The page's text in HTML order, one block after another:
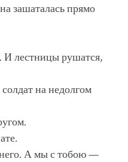
зашаталась прямо
И лестницы рушатся,
на недолгом
него. А мы с тобою —